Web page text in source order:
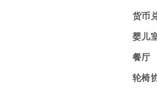
货币
婴儿
餐厅
轮椅